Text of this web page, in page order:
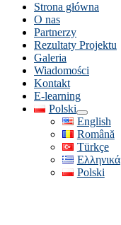
Strona główna
O nas
Partnerzy
Rezultaty Projektu
Galeria
Wiadomości
Kontakt
E-learning
Polski
English
Română
Türkçe
Ελληνικά
Polski